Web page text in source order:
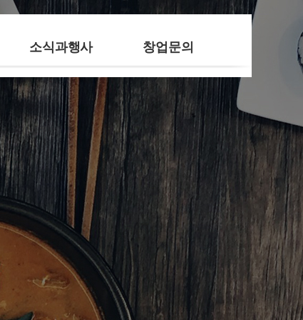
소식과행사 창업문의